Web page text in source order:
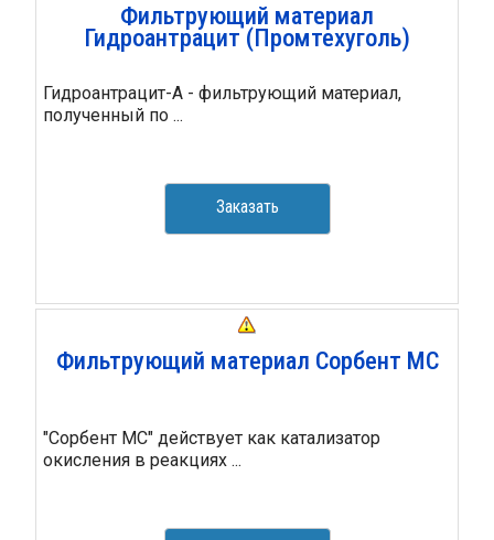
Фильтрующий материал
Гидроантрацит (Промтехуголь)
Гидроантрацит-А - фильтрующий материал,
полученный по ...
Заказать
Фильтрующий материал Сорбент МС
"Сорбент МС" действует как катализатор
окисления в реакциях ...